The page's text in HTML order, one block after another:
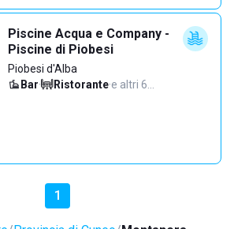
Piscine Acqua e Company -
Piscine di Piobesi
Piobesi d'Alba
Bar· Ristorante·e altri 6…
1